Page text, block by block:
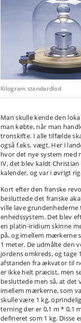
Kilogram standardlod
Man skulle kende den
man købte, når man
tronskifte. I alle tilfælde
også f.eks. vægt. Her i
hvor det nye system med
IV, det blev kaldt
kalender, og var i øvrigt
Kort efter den franske
besluttede det franske
ville lave grundenhederne
enhedssystem. Det blev
en platin-iridium skinne
på, og imellem mærkerne
1 meter. De udmålte den
jordens omkreds, og tage
afstanden fra ækvator til
er ikke helt præcist, men
besluttede men så, at det
imellem mærkerne, som
skulle være 1 kg,
terning der er 0,1 m * 0,1
defineret som 1 kg. Disse